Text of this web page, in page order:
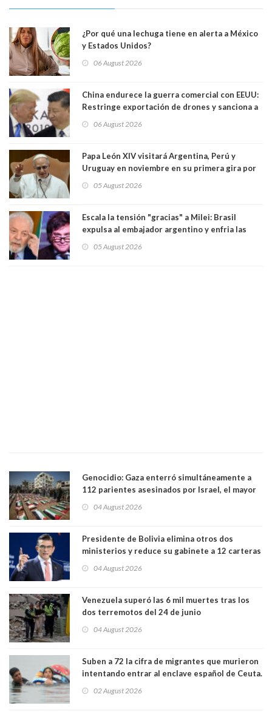
¿Por qué una lechuga tiene en alerta a México
y Estados Unidos?
06 August 2026
China endurece la guerra comercial con EEUU:
Restringe exportación de drones y sanciona a
06 August 2026
Papa León XIV visitará Argentina, Perú y
Uruguay en noviembre en su primera gira por
05 August 2026
Escala la tensión "gracias" a Milei: Brasil
expulsa al embajador argentino y enfria las
trasandino
05 August 2026
Genocidio: Gaza enterró simultáneamente a
112 parientes asesinados por Israel, el mayor
muertos figuran 44 niños y nueve ancianos
04 August 2026
Presidente de Bolivia elimina otros dos
ministerios y reduce su gabinete a 12 carteras
04 August 2026
Venezuela superó las 6 mil muertes tras los
dos terremotos del 24 de junio
04 August 2026
Suben a 72 la cifra de migrantes que murieron
intentando entrar al enclave español de Ceuta.
02 August 2026